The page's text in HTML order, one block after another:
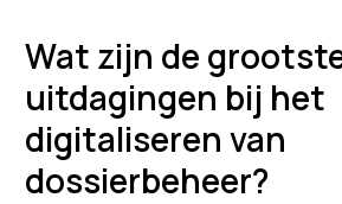
Wat zijn de
uitdagingen bij het
digitaliseren van
dossierbeheer?